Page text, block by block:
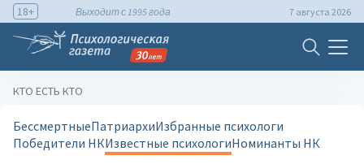
18+ Выходит с 1995 года 7 августа 2026
КТО ЕСТЬ КТО
БессмертныеПатриархиИзбранные психологи
Победители НКИзвестные психологиНоминанты НК